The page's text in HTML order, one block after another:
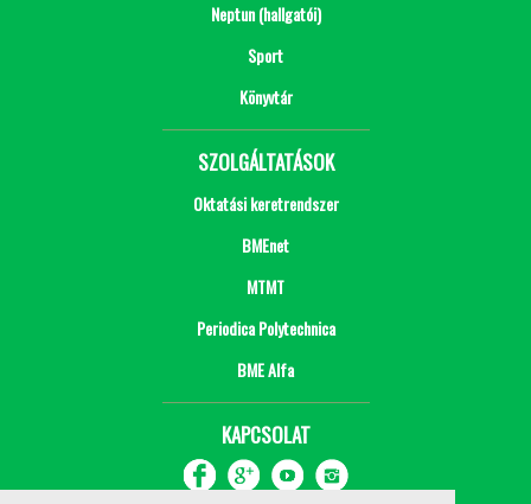
Neptun (hallgatói)
Sport
Könyvtár
SZOLGÁLTATÁSOK
Oktatási keretrendszer
BMEnet
MTMT
Periodica Polytechnica
BME Alfa
KAPCSOLAT